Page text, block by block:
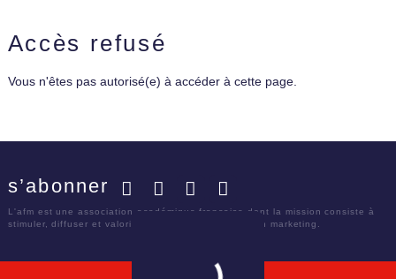
Accès refusé
Vous n'êtes pas autorisé(e) à accéder à cette page.
s’abonner
L'afm est une association académique française dont la mission consiste à
stimuler, diffuser et valoriser le savoir scientifique en marketing.